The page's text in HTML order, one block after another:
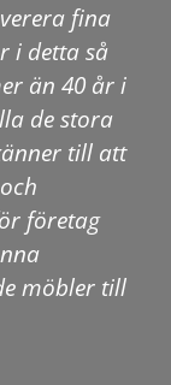
fina
i detta så
än 40 år i
de stora
till att
företag
möbler till